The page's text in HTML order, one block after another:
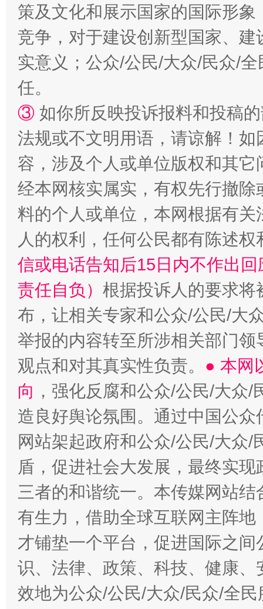
扯下公款旅游的“隐身衣” 如何以
“蜀中异人”王建安的艺术幻境
策及文化和展示国家的国际形
竞争，对于建设创新型国家、
实意义；公众/公民/大众/民众/
任。
③ 如你所反映投诉报料和投稿
法规或不文明用语，请谅解！
容，涉及个人或单位版权和其它
经本网核实属实，有权先行撤
料的个人或单位，本网根据有
人的权利，任何公民都有陈述
信或电话告知后15日内不作出
责任自负） 根据投诉人的要求将
布，让相关专家和公众/公民/大
举报的内容转至所涉相关部门
观点和对其真实性负责。 ● 本网
向 ，强化反腐和公众/公民/大众
造良好舆论氛围。通过中国公
网站架起政府和公众/公民/大众
盾，促进社会大发展，最终实
三者的和谐统一。本传媒网站
有生力，借助全球互联网主阵
才铺垫一个平台，促进国际之
识、法律、政策、科技、健康
效地为公众/公民/大众/民众/全